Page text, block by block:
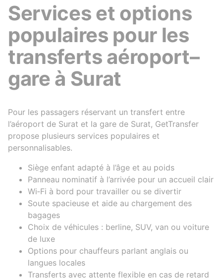
Services et options
populaires pour les
transferts aéroport–
gare à Surat
Pour les passagers réservant un transfert entre
l’aéroport de Surat et la gare de Surat, GetTransfer
propose plusieurs services populaires et
personnalisables.
Siège enfant adapté à l’âge et au poids
Panneau nominatif à l’arrivée pour un accueil clair
Wi‑Fi à bord pour travailler ou se divertir
Soute spacieuse et aide au chargement des
bagages
Choix de véhicules : berline, SUV, van ou voiture
de luxe
Options pour chauffeurs parlant anglais ou
langues locales
Transferts avec attente flexible en cas de retard